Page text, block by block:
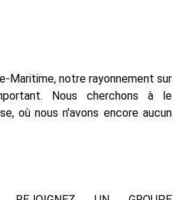
Maritime, notre rayonnement sur
Nous cherchons à le
où nous n'avons encore aucun